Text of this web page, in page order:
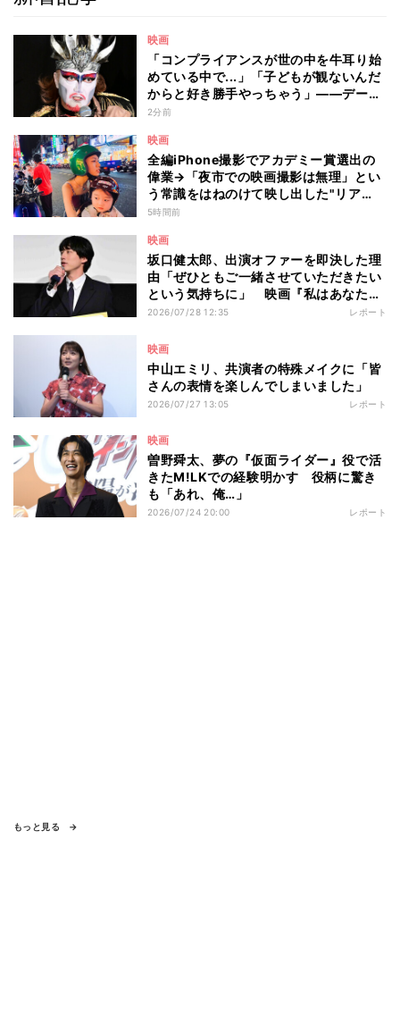
映画
「コンプライアンスが世の中を牛耳り始
めている中で...」「子どもが観ないんだ
からと好き勝手やっちゃう」――デーモ
ン閣下が語る映画『レディ・オア・ノッ
2分前
映画
全編iPhone撮影でアカデミー賞選出の
偉業→「夜市での映画撮影は無理」とい
う常識をはねのけて映し出した"リア
ル"とは――ツォウ監督が語る映画『左
5時間前
映画
坂口健太郎、出演オファーを即決した理
由「ぜひともご一緒させていただきたい
という気持ちに」 映画『私はあなたを
知らない、』完成披露舞台挨拶
2026/07/28 12:35 レポート
映画
中山エミリ、共演者の特殊メイクに「皆
さんの表情を楽しんでしまいました」
2026/07/27 13:05 レポート
映画
曽野舜太、夢の『仮面ライダー』役で活
きたM!LKでの経験明かす 役柄に驚き
も「あれ、俺…」
2026/07/24 20:00 レポート
もっと見る